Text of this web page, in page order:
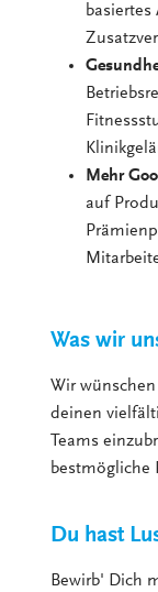
Mehr
auf
Was wir
Wir
deinen
Teams
bestmögliche
Du hast
Bewirb' Dich